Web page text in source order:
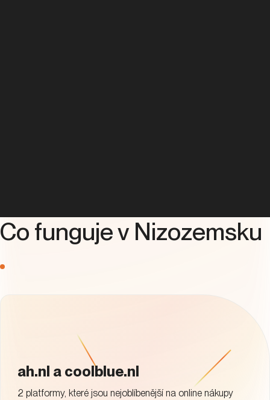
Co funguje v Nizozemsku
.
ah.nl a coolblue.nl
2 platformy, které jsou nejoblíbenější na online nákupy